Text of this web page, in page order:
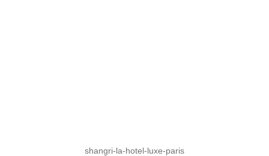
shangri-la-hotel-luxe-paris